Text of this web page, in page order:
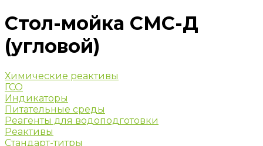
Стол-мойка СМС-Д
(угловой)
Химические реактивы
ГСО
Индикаторы
Питательные среды
Реагенты для водоподготовки
Реактивы
Стандарт-титры